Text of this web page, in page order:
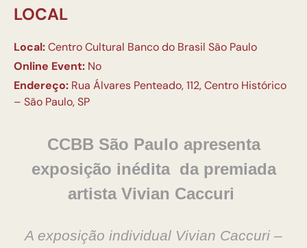
LOCAL
Local:Centro Cultural Banco do Brasil São Paulo
Online Event: No
Endereço: Rua Álvares Penteado, 112, Centro Histórico
– São Paulo, SP
CCBB São Paulo apresenta
exposição inédita da premiada
artista Vivian Caccuri
A exposição individual Vivian Caccuri –